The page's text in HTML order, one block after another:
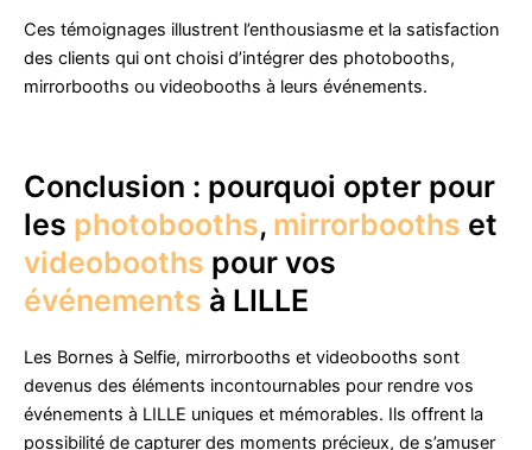
Ces témoignages illustrent l’enthousiasme et la satisfaction
des clients qui ont choisi d’intégrer des photobooths,
mirrorbooths ou videobooths à leurs événements.
Conclusion : pourquoi opter pour
les photobooths, mirrorbooths et
videobooths pour vos
événements à LILLE
Les Bornes à Selfie, mirrorbooths et videobooths sont
devenus des éléments incontournables pour rendre vos
événements à LILLE uniques et mémorables. Ils offrent la
possibilité de capturer des moments précieux, de s’amuser